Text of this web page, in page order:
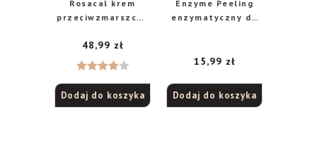
Rosacal krem
przeciwzmarszczk
SPF15, 40 ml
4.00na
48,99 zł
Dodaj do koszyka
Enzyme Peeling
enzymatyczny do
15,99 zł
Dodaj do koszyka